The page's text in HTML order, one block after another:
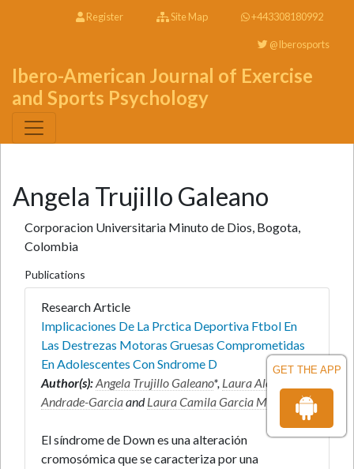
GET THE APP
Register Site Map +443308180992
@Iberosports
Ibero-American Journal of Exercise
and Sports Psychology
Angela Trujillo Galeano
Corporacion Universitaria Minuto de Dios, Bogota,
Colombia
Publications
Research Article
Implicaciones De La Prctica Deportiva Ftbol En
Las Destrezas Motoras Gruesas Comprometidas
En Adolescentes Con Sndrome D
Author(s):Angela Trujillo Galeano*, Laura Alejandra
Andrade-GarciaandLaura Camila Garcia Marin
El síndrome de Down es una alteración
cromosómica que se caracteriza por una